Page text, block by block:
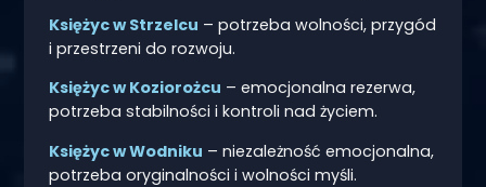
Księżyc w Strzelcu – potrzeba wolności, przygód
i przestrzeni do rozwoju.
Księżyc w Koziorożcu – emocjonalna rezerwa,
potrzeba stabilności i kontroli nad życiem.
Księżyc w Wodniku – niezależność emocjonalna,
potrzeba oryginalności i wolności myśli.